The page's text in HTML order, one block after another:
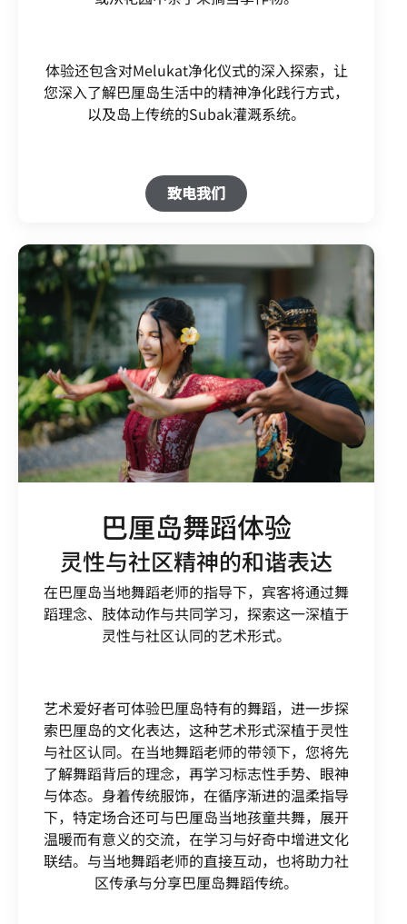
体验还包含对Melukat净化仪式的深入探索，让
您深入了解巴厘岛生活中的精神净化践行方式，
以及岛上传统的Subak灌溉系统。
致电我们
巴厘岛舞蹈体验
灵性与社区精神的和谐表达
在巴厘岛当地舞蹈老师的指导下，宾客将通过舞
蹈理念、肢体动作与共同学习，探索这一深植于
灵性与社区认同的艺术形式。
艺术爱好者可体验巴厘岛特有的舞蹈，进一步探
索巴厘岛的文化表达，这种艺术形式深植于灵性
与社区认同。在当地舞蹈老师的带领下，您将先
了解舞蹈背后的理念，再学习标志性手势、眼神
与体态。身着传统服饰，在循序渐进的温柔指导
下，特定场合还可与巴厘岛当地孩童共舞，展开
温暖而有意义的交流，在学习与好奇中增进文化
联结。与当地舞蹈老师的直接互动，也将助力社
区传承与分享巴厘岛舞蹈传统。